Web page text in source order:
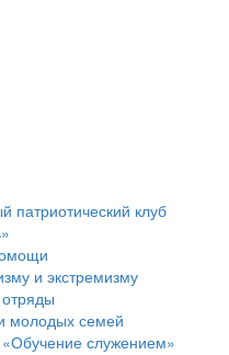
патриотический клуб
и экстремизму
молодых семей
служением»